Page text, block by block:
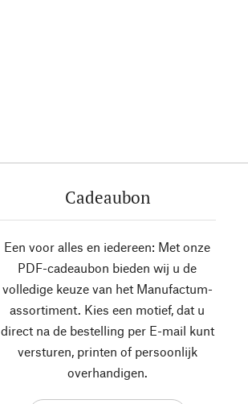
Cadeaubon
Een voor alles en iedereen: Met onze
PDF-cadeaubon bieden wij u de
volledige keuze van het Manufactum-
assortiment. Kies een motief, dat u
direct na de bestelling per E-mail kunt
versturen, printen of persoonlijk
overhandigen.